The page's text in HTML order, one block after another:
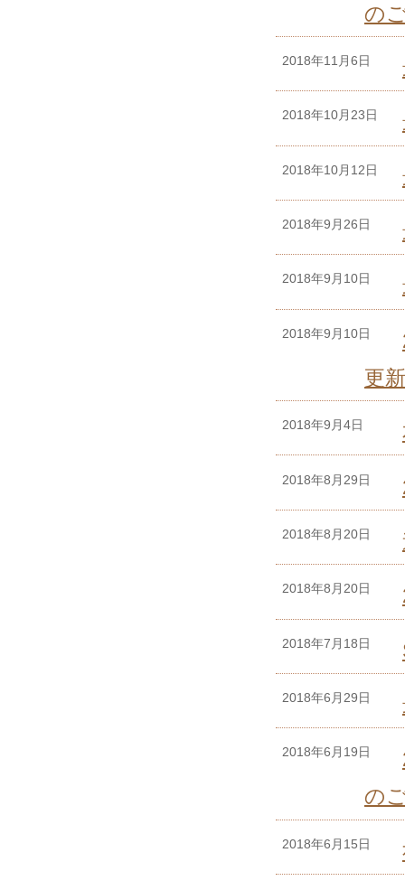
の
2018年11月6日
2018年10月23日
2018年10月12日
2018年9月26日
2018年9月10日
2018年9月10日
更
2018年9月4日
2018年8月29日
2018年8月20日
2018年8月20日
2018年7月18日
2018年6月29日
2018年6月19日
の
2018年6月15日